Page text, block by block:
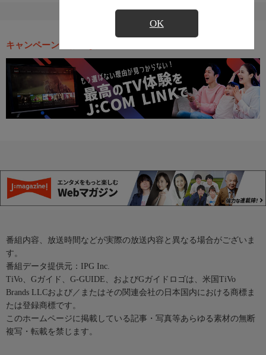
OK
キャンペーン・お得な情報
番組内容、放送時間などが実際の放送内容と異なる場合がございま
す。
番組データ提供元：IPG Inc.
TiVo、Gガイド、G-GUIDE、およびGガイドロゴは、米国TiVo
Brands LLCおよび／またはその関連会社の日本国内における商標ま
たは登録商標です。
このホームページに掲載している記事・写真等あらゆる素材の無断
複写・転載を禁じます。